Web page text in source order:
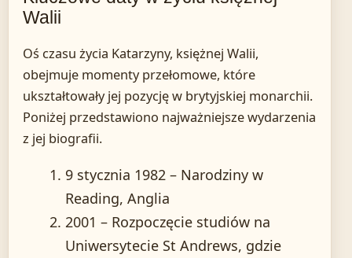
Walii
Oś czasu życia Katarzyny, księżnej Walii,
obejmuje momenty przełomowe, które
ukształtowały jej pozycję w brytyjskiej monarchii.
Poniżej przedstawiono najważniejsze wydarzenia
z jej biografii.
9 stycznia 1982 – Narodziny w
Reading, Anglia
2001 – Rozpoczęcie studiów na
Uniwersytecie St Andrews, gdzie